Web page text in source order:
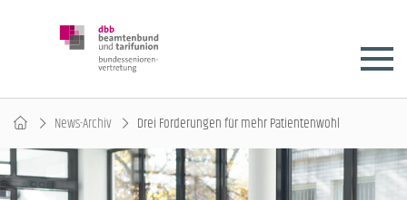
News-Archiv Drei Forderungen für mehr Patientenwohl